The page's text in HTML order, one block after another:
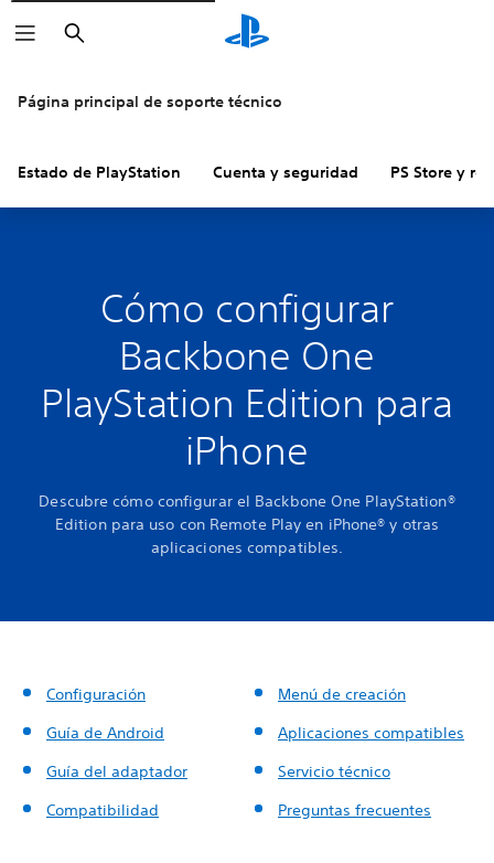
Buscar
Página principal de soporte técnico
Estado de PlayStation Cuenta y seguridad PS Store y
Cómo configurar
Backbone One
PlayStation Edition para
iPhone
Descubre cómo configurar el Backbone One PlayStation®
Edition para uso con Remote Play en iPhone® y otras
aplicaciones compatibles.
Configuración
Guía de Android
Guía del adaptador
Compatibilidad
Menú de creación
Aplicaciones compatibles
Servicio técnico
Preguntas frecuentes